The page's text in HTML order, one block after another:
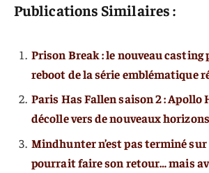
Publications Similaires :
Prison Break : le nouveau
reboot de la série emblématique
Paris Has Fallen saison 2 : Apollo
décolle vers de nouveaux
Mindhunter n’est pas terminé
pourrait faire son retour… mais